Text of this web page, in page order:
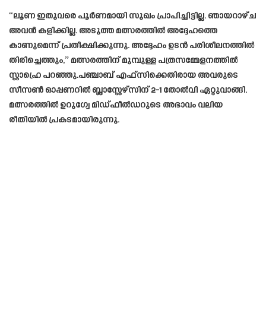
“ലൂണ ഇതുവരെ പൂർണമായി സുഖം പ്രാപിച്ചിട്ടില്ല. ഞായറാഴ്ച
അവൻ കളിക്കില്ല. അടുത്ത മത്സരത്തിൽ അദ്ദേഹത്തെ
കാണുമെന്ന് പ്രതീക്ഷിക്കുന്നു. അദ്ദേഹം ഉടൻ പരിശീലനത്തിൽ
തിരിച്ചെത്തും,” മത്സരത്തിന് മുമ്പുള്ള പത്രസമ്മേളനത്തിൽ
സ്റ്റാഹ്രെ പറഞ്ഞു.പഞ്ചാബ് എഫ്‌സിക്കെതിരായ അവരുടെ
സീസൺ ഓപ്പണറിൽ ബ്ലാസ്റ്റേഴ്‌സിന് 2-1 തോൽവി ഏറ്റുവാങ്ങി.
മത്സരത്തിൽ ഉറുഗ്വേ മിഡ്ഫീൽഡറുടെ അഭാവം വലിയ
രീതിയിൽ പ്രകടമായിരുന്നു.